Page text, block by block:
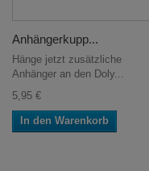
Anhängerkupp...
Hänge jetzt zusätzliche
Anhänger an den Doly...
5,95 €
In den Warenkorb